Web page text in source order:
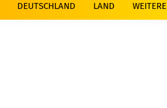
DEUTSCHLAND LAND WEITERE